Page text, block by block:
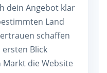
dein Angebot klar
Land
schaffen
Blick
die Website